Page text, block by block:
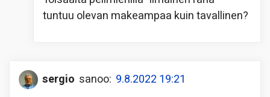
tuntuu olevan makeampaa kuin tavallinen?
sergio sanoo: 9.8.2022 19:21